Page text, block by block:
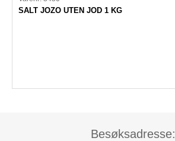
SALT JOZO UTEN JOD 1 KG
Besøksadresse: